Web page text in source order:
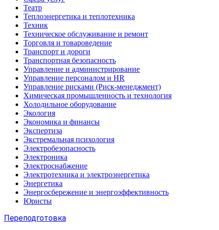
Театр
Теплоэнергетика и теплотехника
Техник
Техническое обслуживание и ремонт
Торговля и товароведение
Транспорт и дороги
Транспортная безопасность
Управление и администрирование
Управление персоналом и HR
Управление рисками (Риск-менеджмент)
Химическая промышленность и технология
Холодильное оборудование
Экология
Экономика и финансы
Экспертиза
Экстремальная психология
Электробезопасность
Электроника
Электроснабжение
Электротехника и электроэнергетика
Энергетика
Энергосбережение и энергоэффективность
Юристы
Переподготовка